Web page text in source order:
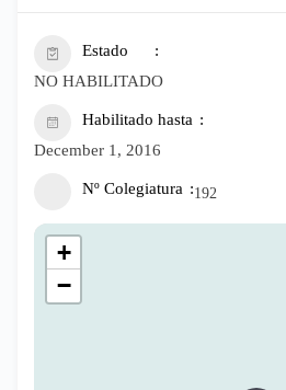
Estado
NO HABILITADO
Habilitado hasta
December 1, 2016
Nº Colegiatura 192
+
−